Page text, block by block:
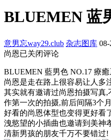
BLUEMEN 蓝
意男忘way29.club 杂志图库 08-
尚恩已关闭评论
BLUEMEN 藍男色 NO.17 療
尚恩是走在路上很容易让人多
其实就有邀请过尚恩拍摄写真
作第一次的拍摄,前后间隔3个
好看的尚恩体型也变得更好看
洩慾望的小插曲也邀请到美神
清新男孩的朋友千万不要错过!